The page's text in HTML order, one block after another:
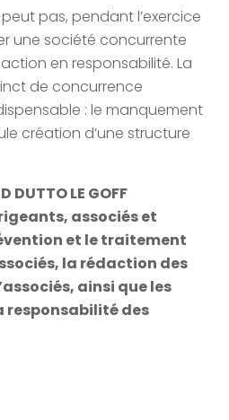
pas, pendant l’exercice
une société concurrente
en responsabilité. La
de concurrence
: le manquement
création d’une structure
DUTTO LE GOFF
associés et
et le traitement
la rédaction des
ainsi que les
responsabilité des